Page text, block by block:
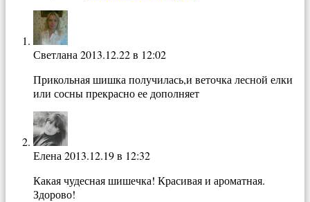
Светлана 2013.12.22 в 12:02
Прикольная шишка получилась,и веточка лесной елки
или сосны прекрасно ее дополняет
Елена 2013.12.19 в 12:32
Какая чудесная шишечка! Красивая и ароматная.
Здорово!